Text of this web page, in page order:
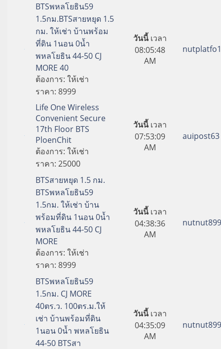
BTSพหลโยธิน59
1.5กม.BTSสายหยุด 1.5
กม. ให้เช่า บ้านพร้อม
ที่ดิน 1นอน 0น้ำ
พหลโยธิน 44-50 CJ
MORE 40
ต้องการ:ให้เช่า
ราคา:8999
วันนี้เวลา
08:05:48
AM
Life One Wireless
Convenient Secure
17th Floor BTS
PloenChit
ต้องการ:ให้เช่า
ราคา:25000
วันนี้เวลา
07:53:09
AM
auipost63
BTSสายหยุด 1.5 กม.
BTSพหลโยธิน59
1.5กม. ให้เช่า บ้าน
พร้อมที่ดิน 1นอน 0น้ำ
พหลโยธิน 44-50 CJ
MORE
ต้องการ:ให้เช่า
ราคา:8999
วันนี้เวลา
04:38:36
AM
BTSพหลโยธิน59
1.5กม. CJ MORE
40ตร.ว. 100ตร.ม.ให้
เช่า บ้านพร้อมที่ดิน
1นอน 0น้ำ พหลโยธิน
44-50 BTSสา
วันนี้เวลา
04:35:09
AM